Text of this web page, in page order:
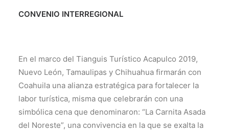
CONVENIO INTERREGIONAL
En el marco del Tianguis Turístico Acapulco 2019,
Nuevo León, Tamaulipas y Chihuahua firmarán con
Coahuila una alianza estratégica para fortalecer la
labor turística, misma que celebrarán con una
simbólica cena que denominaron: “La Carnita Asada
del Noreste”, una convivencia en la que se exalta la